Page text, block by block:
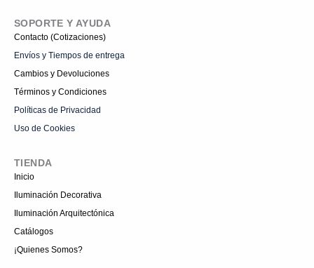
SOPORTE Y AYUDA
Contacto (Cotizaciones)
Envíos y Tiempos de entrega
Cambios y Devoluciones
Términos y Condiciones
Políticas de Privacidad
Uso de Cookies
TIENDA
Inicio
Iluminación Decorativa
Iluminación Arquitectónica
Catálogos
¡Quienes Somos?